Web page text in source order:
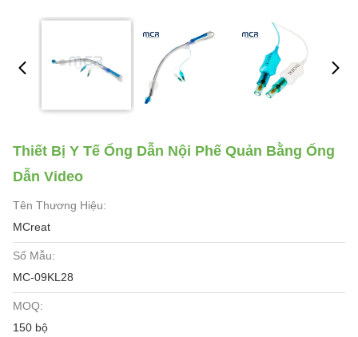
Thiết Bị Y Tế Ống Dẫn Nội Phế Quản Bằng Ống
Dẫn Video
Tên Thương Hiệu:
MCreat
Số Mẫu:
MC-09KL28
MOQ:
150 bộ